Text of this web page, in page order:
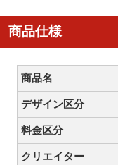
商品仕様
商品名
デザイン区分
料金区分
クリエイター